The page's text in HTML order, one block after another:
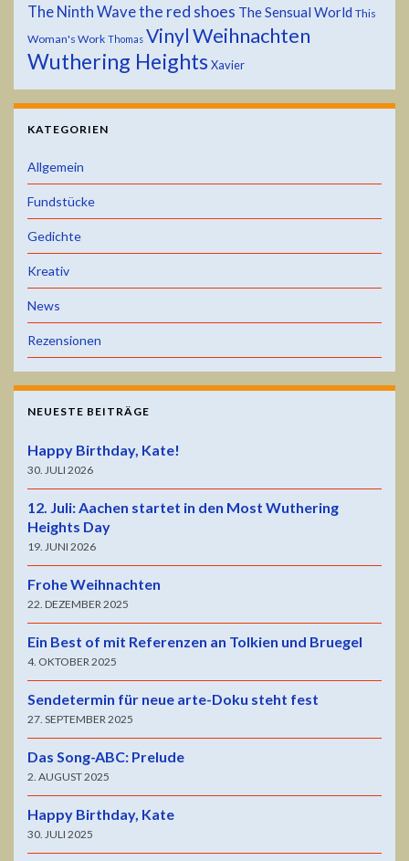
The Ninth Wavethe red shoes The Sensual World This
Woman's Work Thomas VinylWeihnachten
Wuthering Heights Xavier
KATEGORIEN
Allgemein
Fundstücke
Gedichte
Kreativ
News
Rezensionen
NEUESTE BEITRÄGE
Happy Birthday, Kate!
30. JULI 2026
12. Juli: Aachen startet in den Most Wuthering
Heights Day
19. JUNI 2026
Frohe Weihnachten
22. DEZEMBER 2025
Ein Best of mit Referenzen an Tolkien und Bruegel
4. OKTOBER 2025
Sendetermin für neue arte-Doku steht fest
27. SEPTEMBER 2025
Das Song-ABC: Prelude
2. AUGUST 2025
Happy Birthday, Kate
30. JULI 2025